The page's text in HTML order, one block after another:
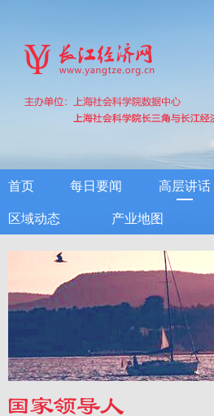
首页 每日要闻 高层讲话
区域动态 产业地图